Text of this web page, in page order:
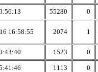
55280 0
16:58:55 2074 1
1523 0
1113 0